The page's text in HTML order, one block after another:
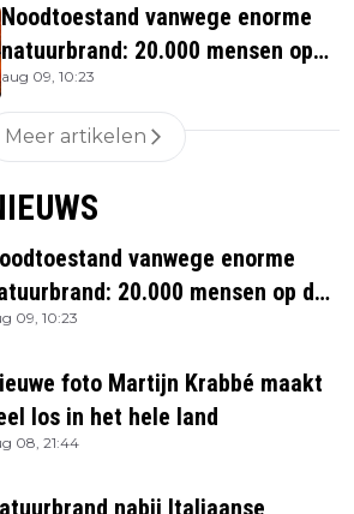
Noodtoestand vanwege enorme
natuurbrand: 20.000 mensen op
de vlucht
aug 09, 10:23
Meer artikelen
vanwege enorme
20.000 mensen op de
09, 10:23
foto Martijn Krabbé maakt
los in het hele land
08, 21:44
nabij Italiaanse